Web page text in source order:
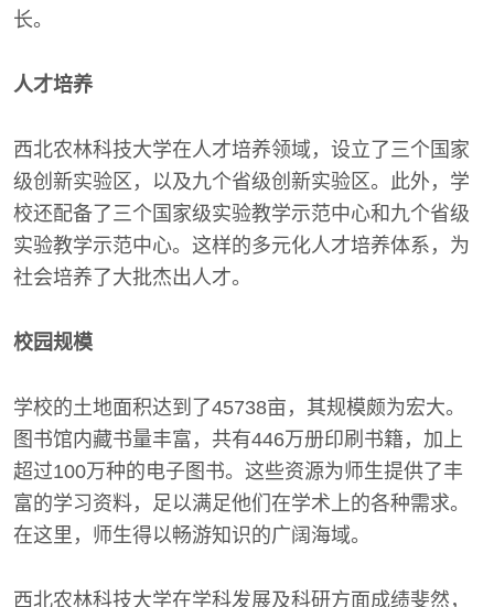
长。
人才培养
西北农林科技大学在人才培养领域，设立了三个国家
级创新实验区，以及九个省级创新实验区。此外，学
校还配备了三个国家级实验教学示范中心和九个省级
实验教学示范中心。这样的多元化人才培养体系，为
社会培养了大批杰出人才。
校园规模
学校的土地面积达到了45738亩，其规模颇为宏大。
图书馆内藏书量丰富，共有446万册印刷书籍，加上
超过100万种的电子图书。这些资源为师生提供了丰
富的学习资料，足以满足他们在学术上的各种需求。
在这里，师生得以畅游知识的广阔海域。
西北农林科技大学在学科发展及科研方面成绩斐然，